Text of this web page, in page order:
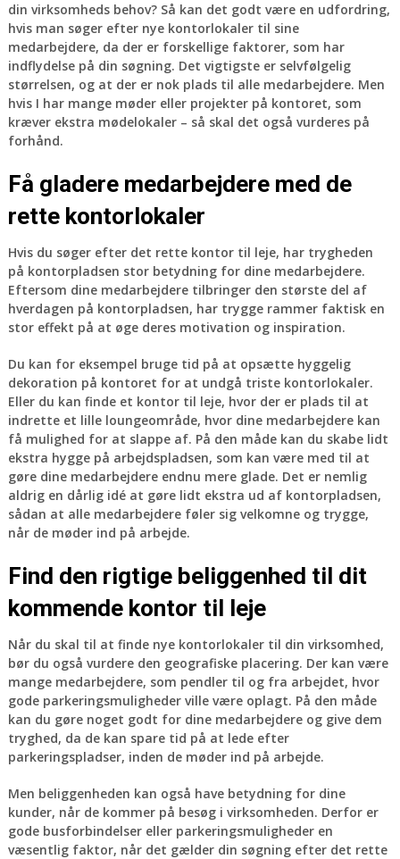
din virksomheds behov? Så kan det godt være en udfordring,
hvis man søger efter nye kontorlokaler til sine
medarbejdere, da der er forskellige faktorer, som har
indflydelse på din søgning. Det vigtigste er selvfølgelig
størrelsen, og at der er nok plads til alle medarbejdere. Men
hvis I har mange møder eller projekter på kontoret, som
kræver ekstra mødelokaler – så skal det også vurderes på
forhånd.
Få gladere medarbejdere med de
rette kontorlokaler
Hvis du søger efter det rette kontor til leje, har trygheden
på kontorpladsen stor betydning for dine medarbejdere.
Eftersom dine medarbejdere tilbringer den største del af
hverdagen på kontorpladsen, har trygge rammer faktisk en
stor effekt på at øge deres motivation og inspiration.
Du kan for eksempel bruge tid på at opsætte hyggelig
dekoration på kontoret for at undgå triste kontorlokaler.
Eller du kan finde et kontor til leje, hvor der er plads til at
indrette et lille loungeområde, hvor dine medarbejdere kan
få mulighed for at slappe af. På den måde kan du skabe lidt
ekstra hygge på arbejdspladsen, som kan være med til at
gøre dine medarbejdere endnu mere glade. Det er nemlig
aldrig en dårlig idé at gøre lidt ekstra ud af kontorpladsen,
sådan at alle medarbejdere føler sig velkomne og trygge,
når de møder ind på arbejde.
Find den rigtige beliggenhed til dit
kommende kontor til leje
Når du skal til at finde nye kontorlokaler til din virksomhed,
bør du også vurdere den geografiske placering. Der kan være
mange medarbejdere, som pendler til og fra arbejdet, hvor
gode parkeringsmuligheder ville være oplagt. På den måde
kan du gøre noget godt for dine medarbejdere og give dem
tryghed, da de kan spare tid på at lede efter
parkeringspladser, inden de møder ind på arbejde.
Men beliggenheden kan også have betydning for dine
kunder, når de kommer på besøg i virksomheden. Derfor er
gode busforbindelser eller parkeringsmuligheder en
væsentlig faktor, når det gælder din søgning efter det rette